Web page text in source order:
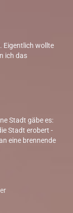
Eigentlich wollte
ich das
Stadt gäbe es:
Stadt erobert -
eine brennende